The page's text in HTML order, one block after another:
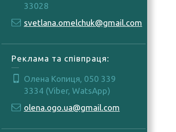
33028
svetlana.omelchuk@gmail.com
Реклама та співпраця:
Олена Копиця, 050 339
3334 (Viber, WatsApp)
olena.ogo.ua@gmail.com